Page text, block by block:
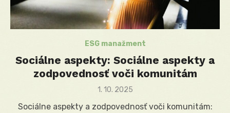
ESG manažment
Sociálne aspekty: Sociálne aspekty a
zodpovednosť voči komunitám
Posted
1. 10. 2025
Sociálne aspekty a zodpovednosť voči komunitám: